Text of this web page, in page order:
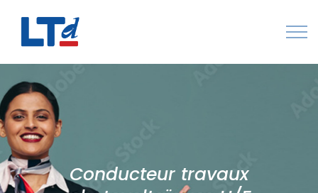
Numéro Vert : 0805 034 036
Qui sommes-nous
Rejoignez LTd
Contactez-nousConducteur travaux